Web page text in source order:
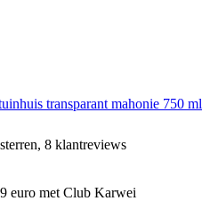
transparant mahonie 750 ml
8 klantreviews
euro met Club Karwei